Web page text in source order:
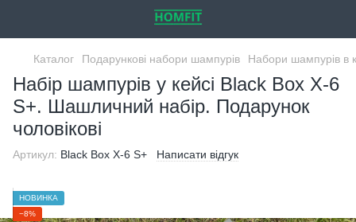
Каталог Подарункові набори шампурів Набори шампурів в
Набір шампурів у кейсі Black Box X-6
S+. Шашличний набір. Подарунок
чоловікові
Артикул: Black Box X-6 S+ Написати відгук
НОВИНКА
−8%